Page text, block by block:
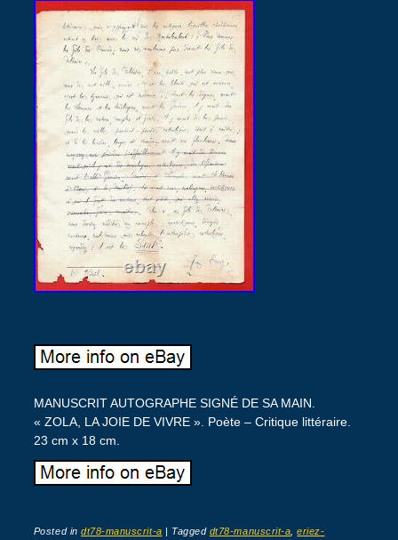
MANUSCRIT AUTOGRAPHE SIGNÉ DE SA MAIN.
« ZOLA, LA JOIE DE VIVRE ». Poète – Critique littéraire.
23 cm x 18 cm.
Posted indt78-manuscrit-a Tagged dt78-manuscrit-a ,eriez-